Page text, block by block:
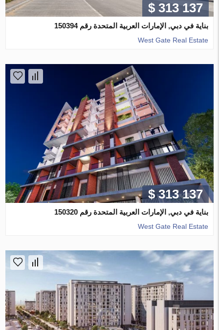
$ 313 137
بناية في دبي, الإمارات العربية المتحدة رقم 150394
West Gate Real Estate
$ 313 137
بناية في دبي, الإمارات العربية المتحدة رقم 150320
West Gate Real Estate